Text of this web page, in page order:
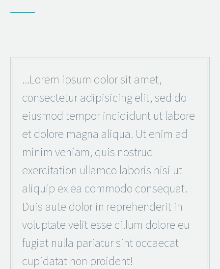
...Lorem ipsum dolor sit amet,
consectetur adipisicing elit, sed do
eiusmod tempor incididunt ut labore
et dolore magna aliqua. Ut enim ad
minim veniam, quis nostrud
exercitation ullamco laboris nisi ut
aliquip ex ea commodo consequat.
Duis aute dolor in reprehenderit in
voluptate velit esse cillum dolore eu
fugiat nulla pariatur sint occaecat
cupidatat non proident!